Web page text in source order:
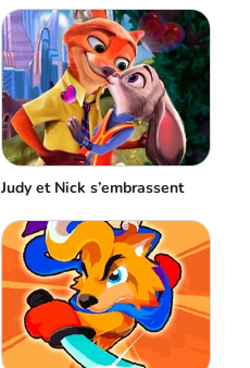
Judy et Nick s’embrassent